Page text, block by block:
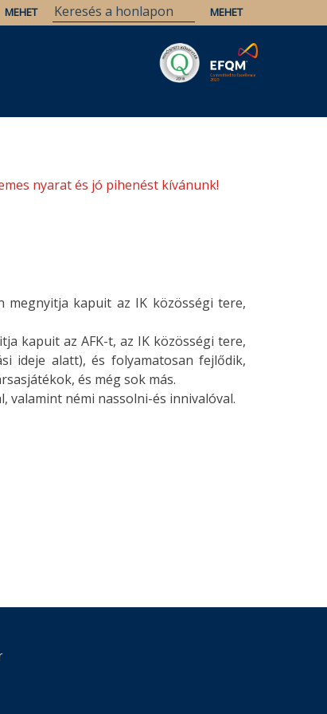
nyarat és jó pihenést kívánunk!
megnyitja kapuit az IK közösségi tere,
kapuit az AFK-t, az IK közösségi tere,
ideje alatt), és folyamatosan fejlődik,
és még sok más.
valamint némi nassolni-és innivalóval.